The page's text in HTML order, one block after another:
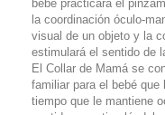
bebé practicará el
la coordinación óculo-
visual de un objeto y la
estimulará el sentido de
El Collar de Mamá se
familiar para el bebé que
tiempo que le mantiene